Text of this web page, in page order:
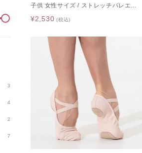
3
4
2
7
子供 女性サイズ / ストレッチバレエシ
ューズ / ピンク ブラック ホワイト)
¥2,530 (税込)